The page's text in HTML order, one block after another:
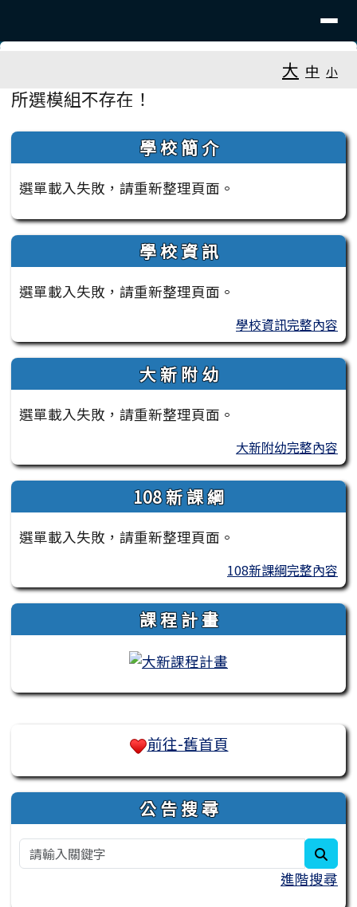
大 中 小
主內容區域
所選模組不存在！
左邊區域內容 學 校 簡 介
選單載入失敗，請重新整理頁面。
學 校 資 訊
選單載入失敗，請重新整理頁面。
學校資訊完整內容
大 新 附 幼
選單載入失敗，請重新整理頁面。
大新附幼完整內容
108 新 課 綱
選單載入失敗，請重新整理頁面。
108新課綱完整內容
課 程 計 畫
前往-舊首頁
公 告 搜 尋
進階搜尋
頁尾區域